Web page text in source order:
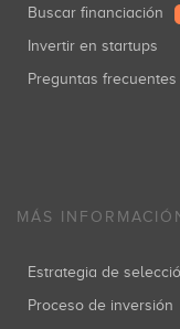
Buscar financiación
Invertir en startups
Preguntas frecuentes
MÁS
Estrategia de
Proceso de inversión